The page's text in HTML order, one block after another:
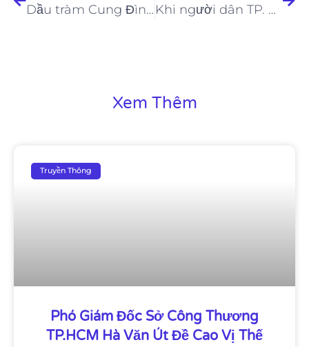
Dầu tràm Cung Đình vào Top hàng Việt Nam chất lượng cao năm 2022 Khi người dân TP. HCM chung tay “tiếp sức” đồng bào Bombo
Xem Thêm
Truyền Thông
Phó Giám Đốc Sở Công Thương
TP.HCM Hà Văn Út Đề Cao Vị Thế